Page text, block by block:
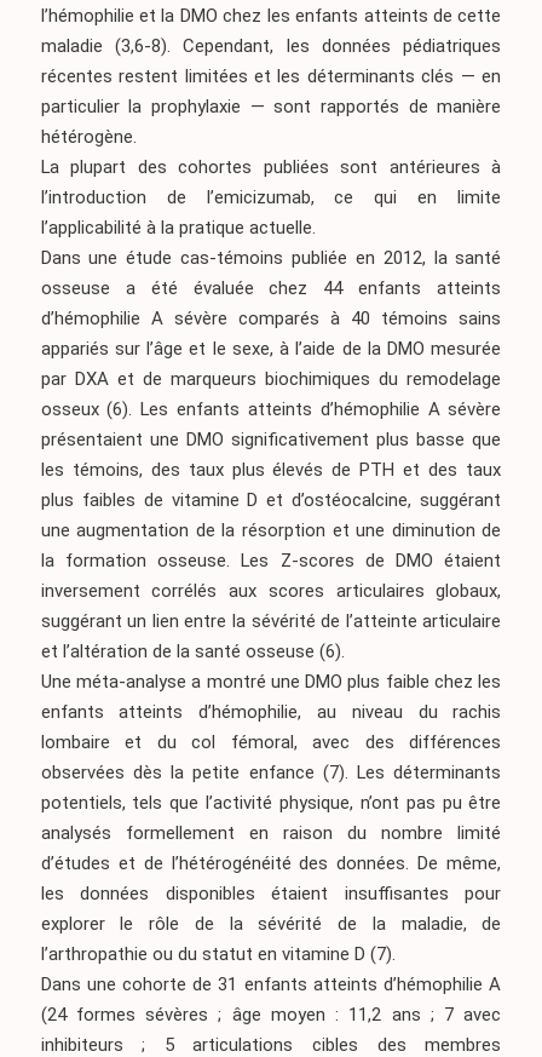
l’hémophilie et la DMO chez les enfants atteints de cette
maladie (3,6-8). Cependant, les données pédiatriques
récentes restent limitées et les déterminants clés — en
particulier la prophylaxie — sont rapportés de manière
hétérogène.
La plupart des cohortes publiées sont antérieures à
l’introduction de l’emicizumab, ce qui en limite
l’applicabilité à la pratique actuelle.
Dans une étude cas-témoins publiée en 2012, la santé
osseuse a été évaluée chez 44 enfants atteints
d’hémophilie A sévère comparés à 40 témoins sains
appariés sur l’âge et le sexe, à l’aide de la DMO mesurée
par DXA et de marqueurs biochimiques du remodelage
osseux(6). Les enfants atteints d’hémophilie A sévère
présentaient une DMO significativement plus basse que
les témoins, des taux plus élevés de PTH et des taux
plus faibles de vitamine D et d’ostéocalcine, suggérant
une augmentation de la résorption et une diminution de
la formation osseuse. Les Z-scores de DMO étaient
inversement corrélés aux scores articulaires globaux,
suggérant un lien entre la sévérité de l’atteinte articulaire
et l’altération de la santé osseuse (6).
Une méta-analyse a montré une DMO plus faible chez les
enfants atteints d’hémophilie, au niveau du rachis
lombaire et du col fémoral, avec des différences
observées dès la petite enfance (7). Les déterminants
potentiels, tels que l’activité physique, n’ont pas pu être
analysés formellement en raison du nombre limité
d’études et de l’hétérogénéité des données. De même,
les données disponibles étaient insuffisantes pour
explorer le rôle de la sévérité de la maladie, de
l’arthropathie ou du statut en vitamine D (7).
Dans une cohorte de 31 enfants atteints d’hémophilie A
(24 formes sévères ; âge moyen : 11,2 ans ; 7 avec
inhibiteurs ; 5 articulations cibles des membres